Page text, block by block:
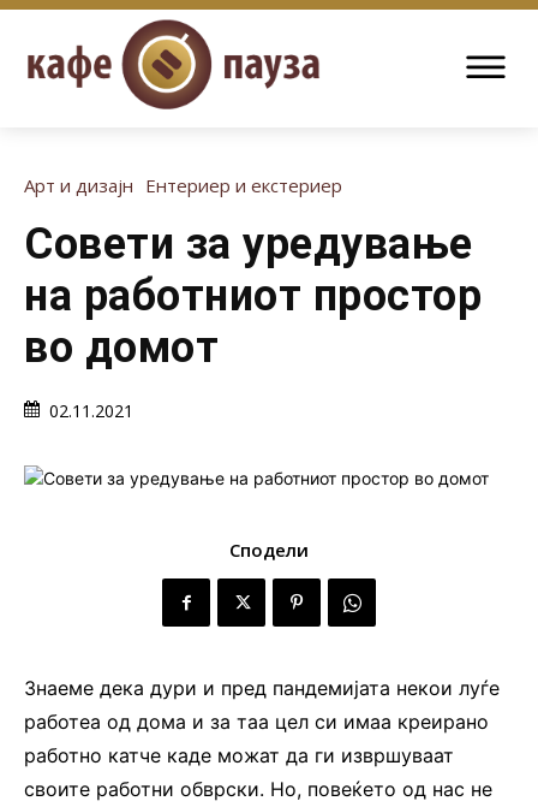
Арт и дизајн Ентериер и екстериер
Совети за уредување
на работниот простор
во домот
02.11.2021
Сподели
Знаеме дека дури и пред пандемијата некои луѓе
работеа од дома и за таа цел си имаа креирано
работно катче каде можат да ги извршуваат
своите работни обврски. Но, повеќето од нас не